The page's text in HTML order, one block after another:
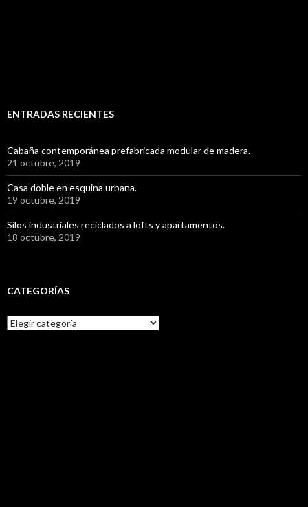
ENTRADAS RECIENTES
Cabaña contemporánea prefabricada modular de madera.
21 octubre, 2019
Casa doble en esquina urbana.
19 octubre, 2019
Silos industriales reciclados a lofts y apartamentos.
18 octubre, 2019
CATEGORÍAS
C
a